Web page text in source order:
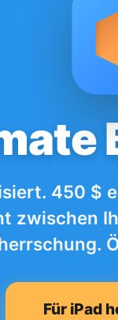
450 $
zwischen
Für iPad